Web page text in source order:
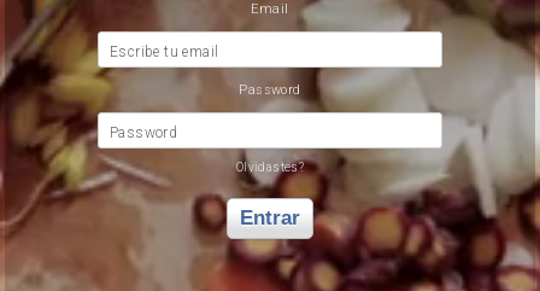
Email
Escribe tu email
Password
Password
Olvidastes?
Entrar